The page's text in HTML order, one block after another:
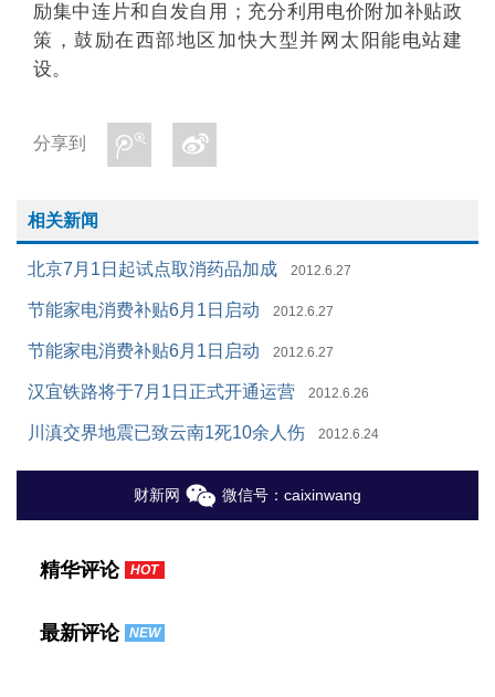
励集中连片和自发自用；充分利用电价附加补贴政
策，鼓励在西部地区加快大型并网太阳能电站建
设。
分享到
相关新闻
北京7月1日起试点取消药品加成 2012.6.27
节能家电消费补贴6月1日启动 2012.6.27
节能家电消费补贴6月1日启动 2012.6.27
汉宜铁路将于7月1日正式开通运营 2012.6.26
川滇交界地震已致云南1死10余人伤 2012.6.24
财新网 微信号：caixinwang
精华评论 HOT
最新评论 NEW